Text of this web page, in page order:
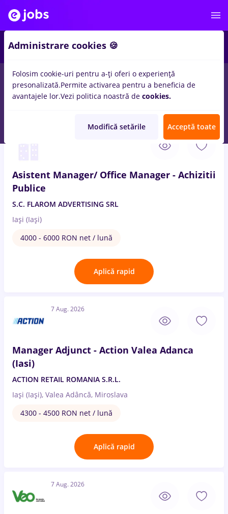
Salarii Full time Part time Fără experiență
Asistent Manager/ Office Manager - Achizitii
Publice
S.C. FLAROM ADVERTISING SRL
Iași (Iași)
4000 - 6000 RON net / lună
Aplică rapid
7 Aug. 2026
Manager Adjunct - Action Valea Adanca
(Iasi)
ACTION RETAIL ROMANIA S.R.L.
Iași (Iași), Valea Adâncă, Miroslava
4300 - 4500 RON net / lună
Aplică rapid
7 Aug. 2026
Administrare cookies 🍪
Folosim cookie-uri pentru a-ți oferi o experiență
presonalizată.Permite activarea pentru a beneficia de
avantajele lor.Vezi politica noastră de cookies.
Modifică setările Acceptă toate